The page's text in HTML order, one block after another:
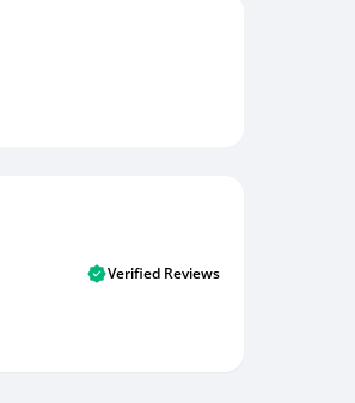
Verified Reviews